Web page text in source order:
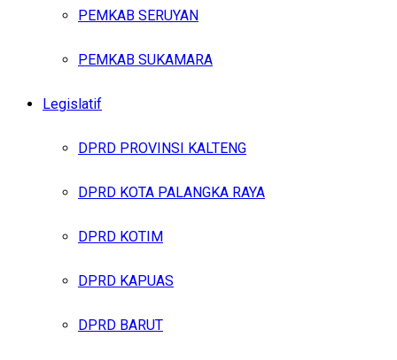
PEMKAB SERUYAN
PEMKAB SUKAMARA
Legislatif
DPRD PROVINSI KALTENG
DPRD KOTA PALANGKA RAYA
DPRD KOTIM
DPRD KAPUAS
DPRD BARUT